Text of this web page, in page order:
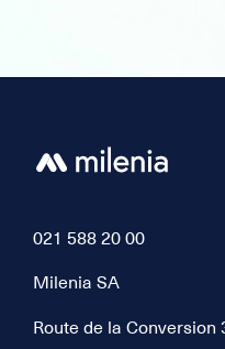
021 588 20 00
Milenia SA
Route de la Conversion